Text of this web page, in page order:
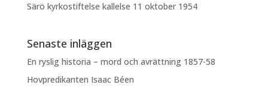
Särö kyrkostiftelse kallelse 11 oktober 1954
Senaste inläggen
En ryslig historia – mord och avrättning 1857-58
Hovpredikanten Isaac Béen